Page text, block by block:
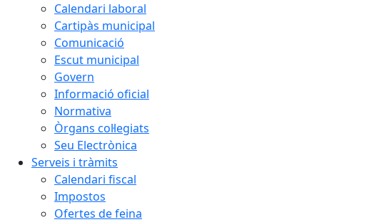
Calendari laboral
Cartipàs municipal
Comunicació
Escut municipal
Govern
Informació oficial
Normativa
Òrgans col·legiats
Seu Electrònica
Serveis i tràmits
Calendari fiscal
Impostos
Ofertes de feina